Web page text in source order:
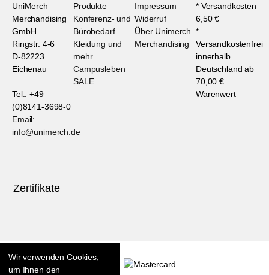
Wir verwenden Cookies,
um Ihnen den
UniMerch
Merchandising
GmbH
Ringstr. 4-6
D-82223
Eichenau
Tel.: +49
(0)8141-3698-0
Email:
info@unimerch.de
Produkte
Konferenz- und
Bürobedarf
Kleidung und
mehr
Campusleben
SALE
Impressum
Widerruf
Über Unimerch
Merchandising
* Versandkosten
6,50 €
*
Versandkostenfrei
innerhalb
Deutschland ab
70,00 €
Warenwert
Zertifikate